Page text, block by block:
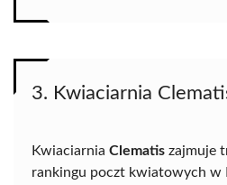
3. Kwiaciarnia
Kwiaciarnia Clematis zajmuje
rankingu poczt kwiatowych w